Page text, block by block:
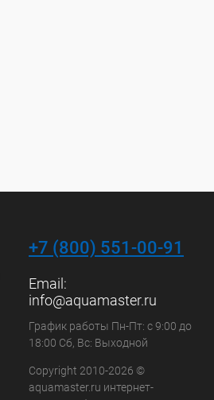
+7 (800) 551-00-91
Email:
info@aquamaster.ru
График работы Пн-Пт: с 9:00 до
18:00 Сб, Вс: Выходной
Copyright 2010-2026 ©
aquamaster.ru интернет-